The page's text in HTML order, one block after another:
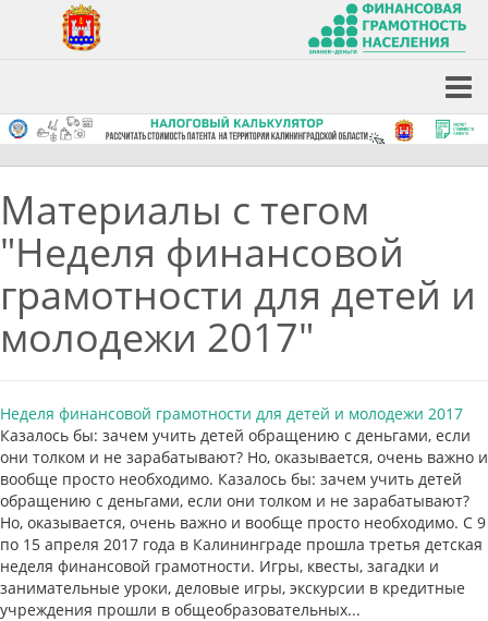
Материалы с тегом
"Неделя финансовой
грамотности для детей и
молодежи 2017"
Неделя финансовой грамотности для детей и молодежи 2017
Казалось бы: зачем учить детей обращению с деньгами, если
они толком и не зарабатывают? Но, оказывается, очень важно и
вообще просто необходимо. Казалось бы: зачем учить детей
обращению с деньгами, если они толком и не зарабатывают?
Но, оказывается, очень важно и вообще просто необходимо. С 9
по 15 апреля 2017 года в Калининграде прошла третья детская
неделя финансовой грамотности. Игры, квесты, загадки и
занимательные уроки, деловые игры, экскурсии в кредитные
учреждения прошли в общеобразовательных...